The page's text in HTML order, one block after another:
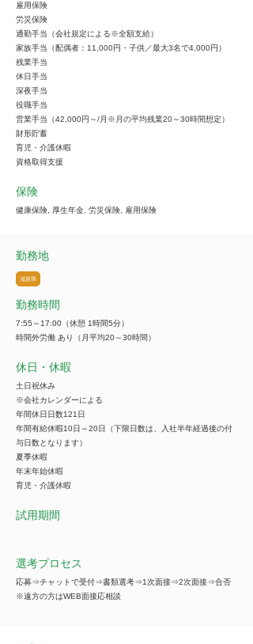
雇用保険
労災保険
通勤手当（会社規定による※全額支給）
家族手当（配偶者：11,000円・子供／最大3名で4,000円）
残業手当
休日手当
深夜手当
役職手当
営業手当（42,000円～/月※月の平均残業20～30時間想定）
財形貯蓄
育児・介護休暇
資格取得支援
保険
健康保険, 厚生年金, 労災保険, 雇用保険
勤務地
滋賀県
勤務時間
7:55～17:00（休憩 1時間5分）
時間外労働 あり（月平均20～30時間）
休日・休暇
土日祝休み
※会社カレンダーによる
年間休日日数121日
年間有給休暇10日～20日（下限日数は、入社半年経過後の付
与日数となります）
夏季休暇
年末年始休暇
育児・介護休暇
試用期間
選考プロセス
応募⇒チャットで受付⇒書類選考⇒1次面接⇒2次面接⇒合否
※遠方の方はWEB面接応相談